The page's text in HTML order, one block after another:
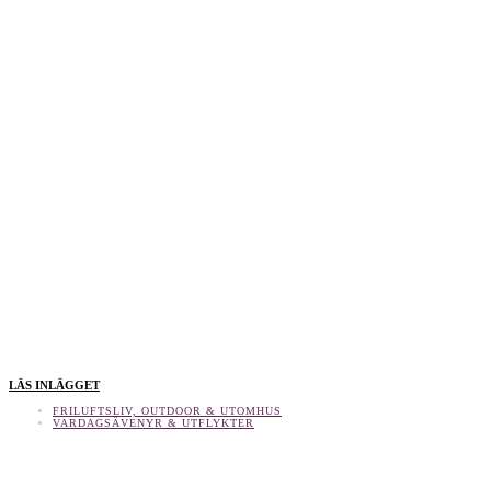
LÄS INLÄGGET
FRILUFTSLIV, OUTDOOR & UTOMHUS
VARDAGSÄVENYR & UTFLYKTER